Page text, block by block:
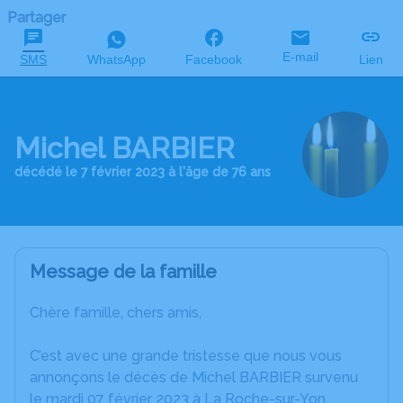
Partager
SMS WhatsApp Facebook E-mail Lien
Michel BARBIER
décédé le 7 février 2023 à l'âge de 76 ans
Message de la famille
Chère famille, chers amis,
C’est avec une grande tristesse que nous vous
annonçons le décès de Michel BARBIER survenu
le mardi 07 février 2023 à La Roche-sur-Yon.